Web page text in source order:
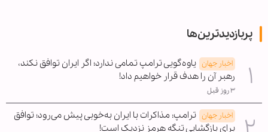
پربازدیدترین‌ها
اخبار جهان یاوه‌گویی ترامپ تمامی ندارد؛ اگر ایران توافق نکند،
رهبر آن را هدف قرار خواهیم داد!
۳ روز قبل
اخبار جهان ترامپ: مذاکرات با ایران به‌خوبی پیش می‌رود؛ توافق
برای بازگشایی تنگه هرمز نزدیک است!